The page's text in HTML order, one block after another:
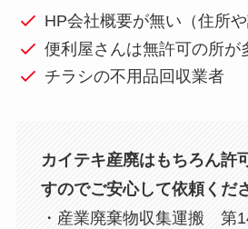
HP会社概要が無い（住所や
便利屋さんは無許可の所が
チラシの不用品回収業者
カイテキ産廃はもちろん許
すのでご安心して依頼くだ
・産業廃棄物収集運搬 第